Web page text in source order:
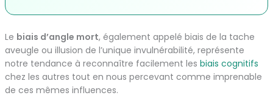
Le biais d’angle mort, également appelé biais de la tache
aveugle ou illusion de l’unique invulnérabilité, représente
notre tendance à reconnaître facilement les biais cognitifs
chez les autres tout en nous percevant comme imprenable
de ces mêmes influences.